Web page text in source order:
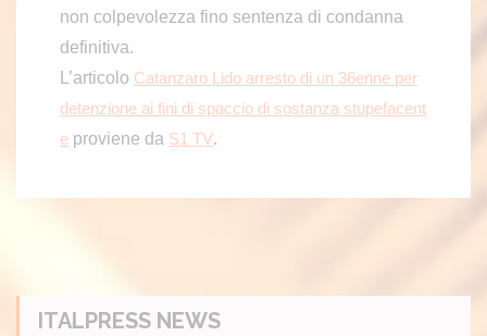
non colpevolezza fino sentenza di condanna
definitiva.
L’articolo Catanzaro Lido arresto di un 36enne per
detenzione ai fini di spaccio di sostanza stupefacent
e proviene da S1 TV.
ITALPRESS NEWS